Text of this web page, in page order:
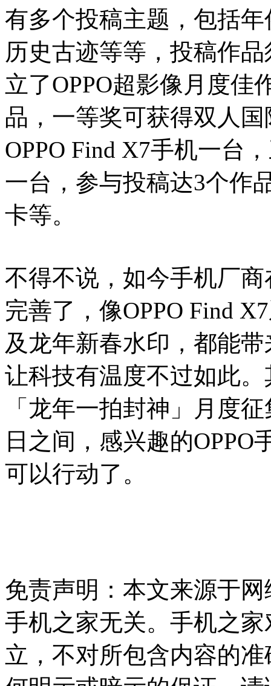
有多个投稿主题，包括
历史古迹等等，投稿作
立了OPPO超影像月度佳
品，一等奖可获得双人
OPPO Find X7手机一台
一台，参与投稿达3个作
卡等。
不得不说，如今手机厂
完善了，像OPPO Find
及龙年新春水印，都能
让科技有温度不过如此。
「龙年一拍封神」月度
日之间，感兴趣的
可以行动了。
免责声明：本文来源于
手机之家无关。手机之
立，不对所包含内容的